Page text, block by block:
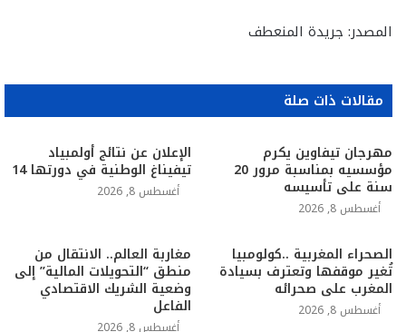
المصدر: جريدة المنعطف
مقالات ذات صلة
مهرجان تيفاوين يكرم
مؤسسيه بمناسبة مرور 20
سنة على تأسيسه
أغسطس 8, 2026
الإعلان عن نتائج أولمبياد
تيفيناغ الوطنية في دورتها 14
أغسطس 8, 2026
الصحراء المغربية ..كولومبيا
تُغير موقفها وتعترف بسيادة
المغرب على صحرائه
أغسطس 8, 2026
مغاربة العالم.. الانتقال من
منطق “التحويلات المالية” إلى
وضعية الشريك الاقتصادي
الفاعل
أغسطس 8, 2026